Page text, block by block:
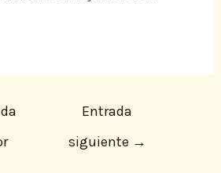
Entrada
siguiente →